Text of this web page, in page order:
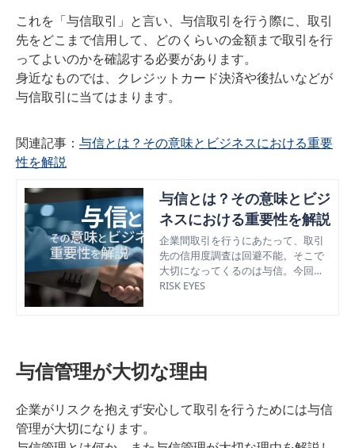
これを「与信取引」と言い、与信取引を行う際に、取引
先をどこまで信用して、どのくらいの金額まで取引を行
ってよいのかを確認する必要があります。
身近なものでは、クレジットカード決済や後払いなどが
与信取引に当てはまります。
関連記事： 与信とは？その意味とビジネスにおける重要
性を解説
与信とは？その意味とビジ
ネスにおける重要性を解説
企業間取引を行うにあたって、取引
先の信用度調査は回避不能。そこで
大切になってくるのは与信。今回は
与信の意味とビジネスにおける重要
RISK EYES
与信管理が大切な理由
企業がリスクを抱えず安心して取引を行うためには与信
管理が大切になります。